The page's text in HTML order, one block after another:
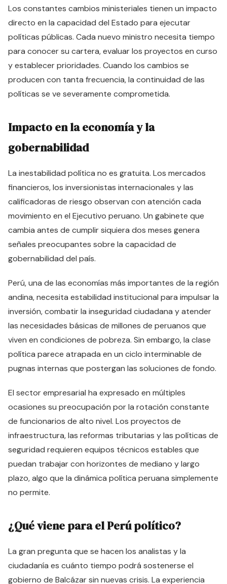
Los constantes cambios ministeriales tienen un impacto
directo en la capacidad del Estado para ejecutar
políticas públicas. Cada nuevo ministro necesita tiempo
para conocer su cartera, evaluar los proyectos en curso
y establecer prioridades. Cuando los cambios se
producen con tanta frecuencia, la continuidad de las
políticas se ve severamente comprometida.
Impacto en la economía y la
gobernabilidad
La inestabilidad política no es gratuita. Los mercados
financieros, los inversionistas internacionales y las
calificadoras de riesgo observan con atención cada
movimiento en el Ejecutivo peruano. Un gabinete que
cambia antes de cumplir siquiera dos meses genera
señales preocupantes sobre la capacidad de
gobernabilidad del país.
Perú, una de las economías más importantes de la región
andina, necesita estabilidad institucional para impulsar la
inversión, combatir la inseguridad ciudadana y atender
las necesidades básicas de millones de peruanos que
viven en condiciones de pobreza. Sin embargo, la clase
política parece atrapada en un ciclo interminable de
pugnas internas que postergan las soluciones de fondo.
El sector empresarial ha expresado en múltiples
ocasiones su preocupación por la rotación constante
de funcionarios de alto nivel. Los proyectos de
infraestructura, las reformas tributarias y las políticas de
seguridad requieren equipos técnicos estables que
puedan trabajar con horizontes de mediano y largo
plazo, algo que la dinámica política peruana simplemente
no permite.
¿Qué viene para el Perú político?
La gran pregunta que se hacen los analistas y la
ciudadanía es cuánto tiempo podrá sostenerse el
gobierno de Balcázar sin nuevas crisis. La experiencia